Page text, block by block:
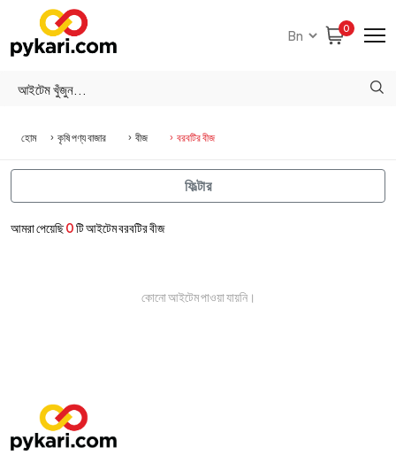
0
হোম কৃষি পণ্য বাজার বীজ বরবটির বীজ
আমরা পেয়েছি0টি আইটেম বরবটির বীজ
কোনো আইটেম পাওয়া যায়নি।
ফিল্টার